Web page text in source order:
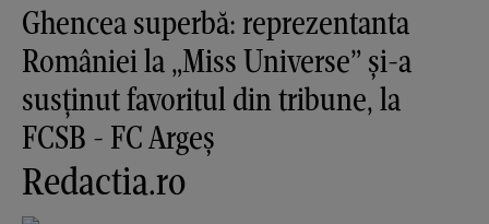
Ghencea superbă: reprezentanta
României la „Miss Universe” și-a
susținut favoritul din tribune, la
FCSB - FC Argeș
Redactia.ro